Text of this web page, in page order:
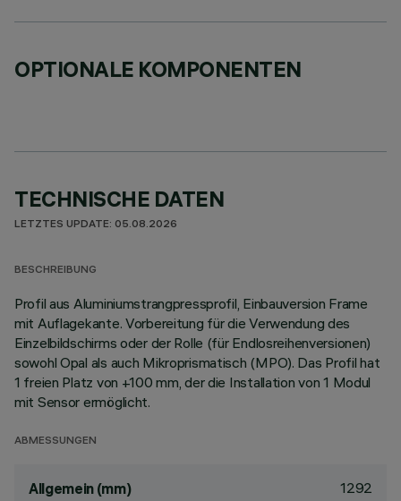
OPTIONALE KOMPONENTEN
TECHNISCHE DATEN
LETZTES UPDATE: 05.08.2026
BESCHREIBUNG
Profil aus Aluminiumstrangpressprofil, Einbauversion Frame
mit Auflagekante. Vorbereitung für die Verwendung des
Einzelbildschirms oder der Rolle (für Endlosreihenversionen)
sowohl Opal als auch Mikroprismatisch (MPO). Das Profil hat
1 freien Platz von +100 mm, der die Installation von 1 Modul
mit Sensor ermöglicht.
ABMESSUNGEN
Allgemein (mm) 1292